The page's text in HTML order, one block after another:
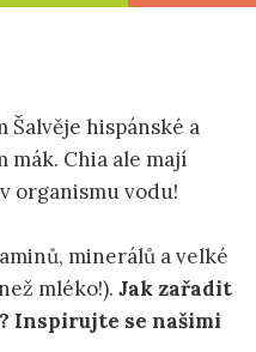
Šalvěje hispánské a
mák. Chia ale mají
organismu vodu!
minerálů a velké
mléko!). Jak zařadit
Inspirujte se našimi